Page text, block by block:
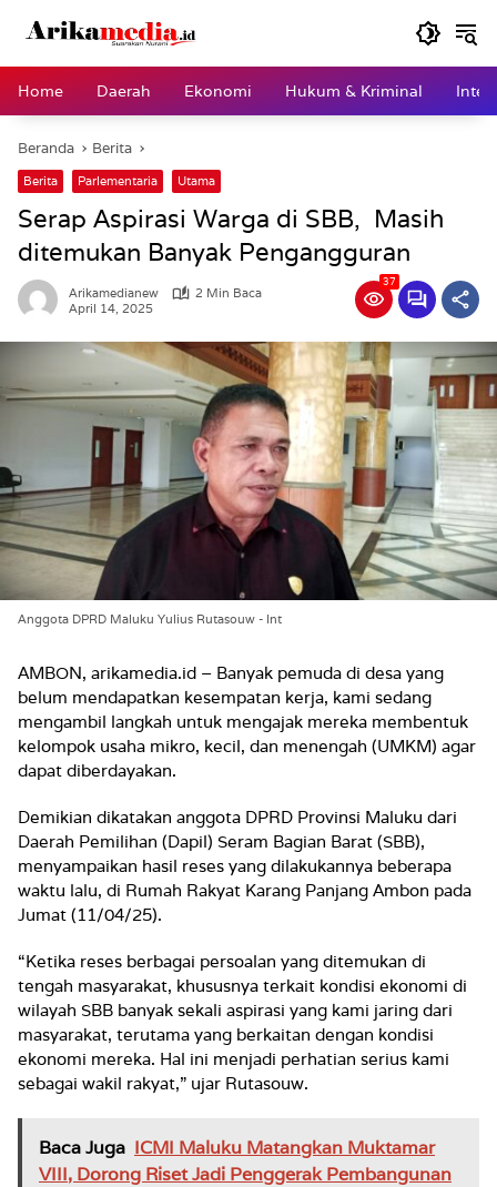
Home
Daerah Ekonomi Hukum & Kriminal
Beranda Berita
Berita Parlementaria Utama
Serap Aspirasi Warga di SBB, Masih
ditemukan Banyak Pengangguran
Arikamedianew
2 Min Baca
April 14, 2025
37
Anggota DPRD Maluku Yulius Rutasouw - Int
AMBON, arikamedia.id – Banyak pemuda di desa yang
belum mendapatkan kesempatan kerja, kami sedang
mengambil langkah untuk mengajak mereka membentuk
kelompok usaha mikro, kecil, dan menengah (UMKM) agar
dapat diberdayakan.
Demikian dikatakan anggota DPRD Provinsi Maluku dari
Daerah Pemilihan (Dapil) Seram Bagian Barat (SBB),
menyampaikan hasil reses yang dilakukannya beberapa
waktu lalu, di Rumah Rakyat Karang Panjang Ambon pada
Jumat (11/04/25).
“Ketika reses berbagai persoalan yang ditemukan di
tengah masyarakat, khususnya terkait kondisi ekonomi di
wilayah SBB banyak sekali aspirasi yang kami jaring dari
masyarakat, terutama yang berkaitan dengan kondisi
ekonomi mereka. Hal ini menjadi perhatian serius kami
sebagai wakil rakyat,” ujar Rutasouw.
Baca Juga ICMI Maluku Matangkan Muktamar
VIII, Dorong Riset Jadi Penggerak Pembangunan